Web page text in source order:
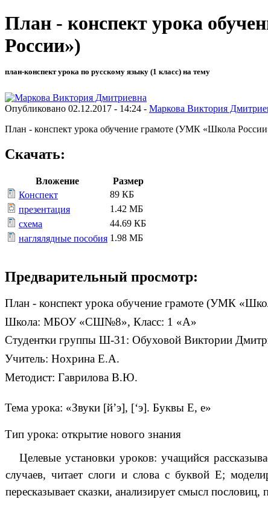
План - конспект урока
России»)
план-конспект урока по русскому языку (1 класс) на тему
Опубликовано 02.12.2017 - 14:24 - Маркова Виктория
План - конспект урока обучение грамоте (УМК «Школа
Скачать:
Вложение
Размер
Конспект
89 КБ
презентация
1.42 МБ
схема
44.69 КБ
наглялядные пособия 1.98 МБ
Предварительный просмотр:
План - конспект урока обучение грамоте (УМК
Школа: МБОУ «СШ№8», Класс: 1 «А»
Студентки группы Ш-31: Обуховой Виктории
Учитель: Нохрина Е.А.
Методист: Гаврилова В.Ю.
Тема урока: «Звуки [й’э], [‘э]. Буквы Е, е»
Тип урока: открытие нового знания
Целевые установки уроков: учащийся
случаев, читает слоги и слова с буквой Е;
пересказывает сказки, анализирует смысл